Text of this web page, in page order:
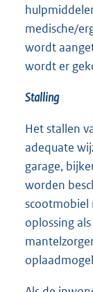
medische/
wordt
wordt er
Stalling
Het stallen
adequate
garage,
worden
scootmobiel
oplossing